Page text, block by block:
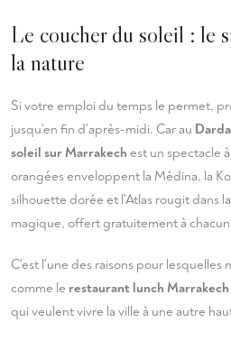
Le coucher du soleil : le
la nature
Si votre emploi du temps le permet,
jusqu'en fin d'après-midi. Car au
soleil sur Marrakech est un spectacle
orangées enveloppent la Médina, la
silhouette dorée et l'Atlas rougit dans
magique, offert gratuitement à
C'est l'une des raisons pour lesquelles
comme le restaurant lunch Marrakech
qui veulent vivre la ville à une autre